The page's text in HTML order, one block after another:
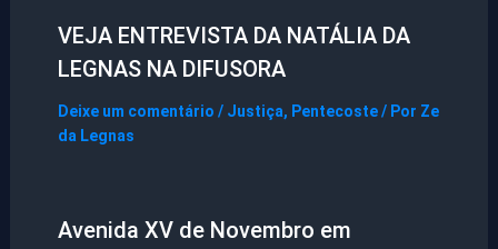
VEJA ENTREVISTA DA NATÁLIA DA
LEGNAS NA DIFUSORA
Deixe um comentário / Justiça, Pentecoste/ Por Ze
da Legnas
Avenida XV de Novembro em